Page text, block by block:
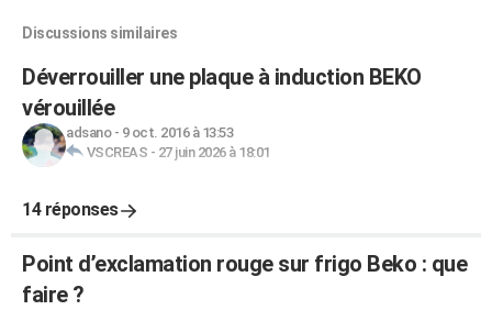
Discussions similaires
Déverrouiller une plaque à induction BEKO
vérouillée
adsano- 9 oct. 2016 à 13:53
VSCREAS - 27 juin 2026 à 18:01
14 réponses
Point d’exclamation rouge sur frigo Beko : que
faire ?